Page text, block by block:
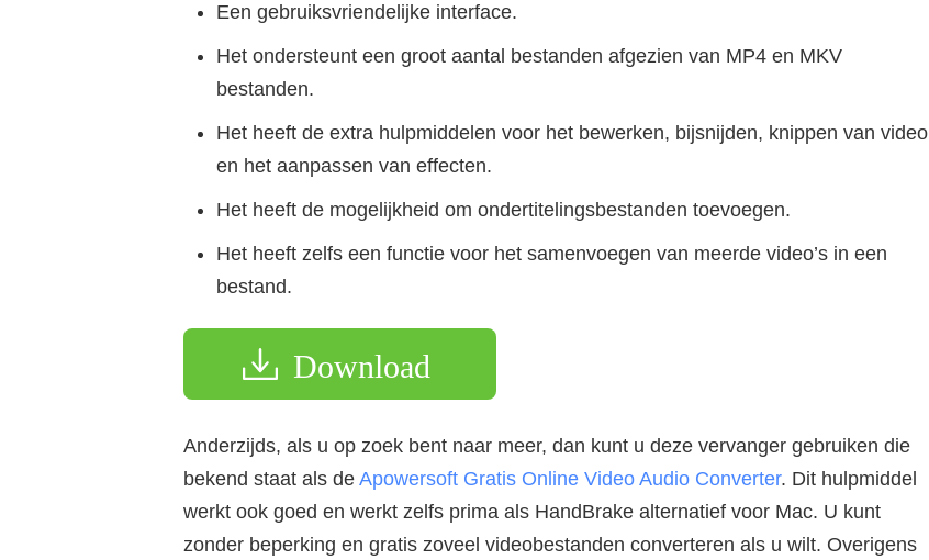
Een gebruiksvriendelijke interface.
Het ondersteunt een groot aantal bestanden afgezien van MP4 en MKV
bestanden.
Het heeft de extra hulpmiddelen voor het bewerken, bijsnijden, knippen van video
en het aanpassen van effecten.
Het heeft de mogelijkheid om ondertitelingsbestanden toevoegen.
Het heeft zelfs een functie voor het samenvoegen van meerde video’s in een
bestand.
Download
Anderzijds, als u op zoek bent naar meer, dan kunt u deze vervanger gebruiken die
bekend staat als de Apowersoft Gratis Online Video Audio Converter. Dit hulpmiddel
werkt ook goed en werkt zelfs prima als HandBrake alternatief voor Mac. U kunt
zonder beperking en gratis zoveel videobestanden converteren als u wilt. Overigens